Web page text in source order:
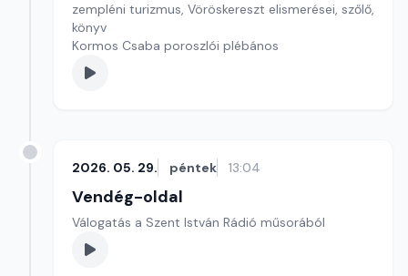
zempléni turizmus, Vöröskereszt elismerései, szőlő,
könyv
Kormos Csaba poroszlói plébános
2026. 05. 29. péntek 13:04
Vendég-oldal
Válogatás a Szent István Rádió műsorából